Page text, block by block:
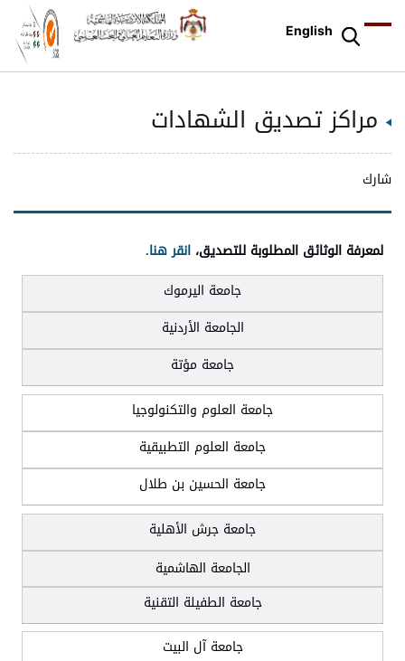
English
مراكز تصديق الشهادات
شارك
لمعرفة الوثائق المطلوبة للتصديق، انقر هنا.
اقليم
الجنوب
جامعة اليرموك
الجامعة الأردنية
جامعة مؤتة
جامعة العلوم والتكنولوجيا
جامعة العلوم التطبيقية
جامعة الحسين بن طلال
جامعة جرش الأهلية
الجامعة الهاشمية
جامعة الطفيلة التقنية
جامعة آل البيت